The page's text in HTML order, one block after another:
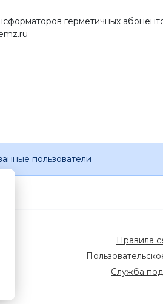
герметичных
пользователи
Правила
Служба